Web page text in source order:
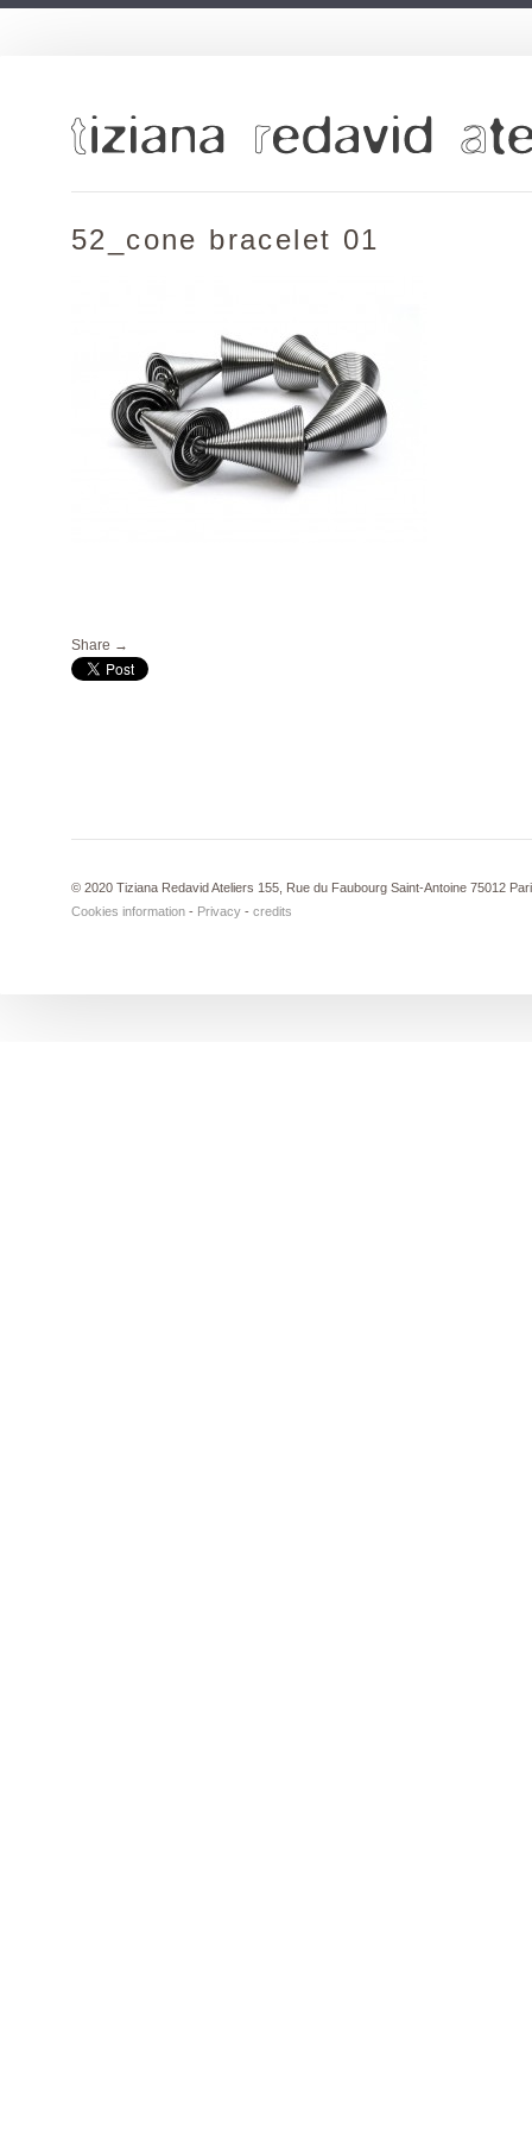
52_cone bracelet 01
Share →
© 2020 Tiziana Redavid Ateliers 155, Rue du Faubourg Saint-Antoine 75012
Cookies information - Privacy - credits